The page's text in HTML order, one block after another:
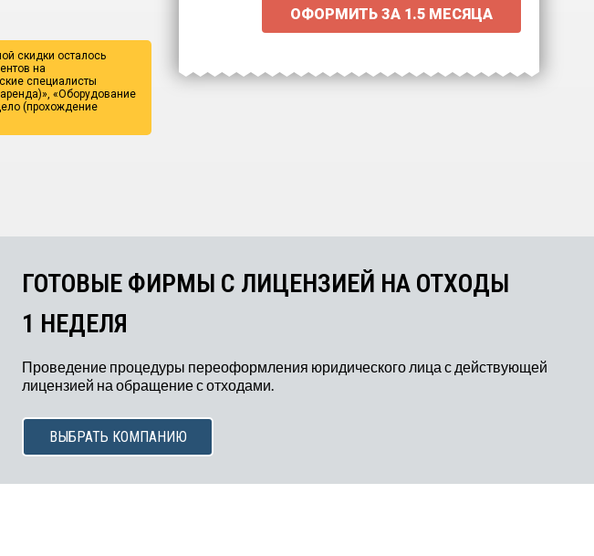
скидки осталось
на
специалисты
«Оборудование
(прохождение
ОФОРМИТЬ ЗА 1.5 МЕСЯЦА
ГОТОВЫЕ ФИРМЫ С ЛИЦЕНЗИЕЙ НА ОТХОДЫ
1 НЕДЕЛЯ
Проведение процедуры переоформления юридического лица с действующей
лицензией на обращение с отходами.
ВЫБРАТЬ КОМПАНИЮ